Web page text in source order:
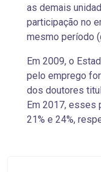
as demais
participação no
mesmo período
Em 2009, o
pelo emprego
dos doutores
Em 2017, esses
21% e 24%,